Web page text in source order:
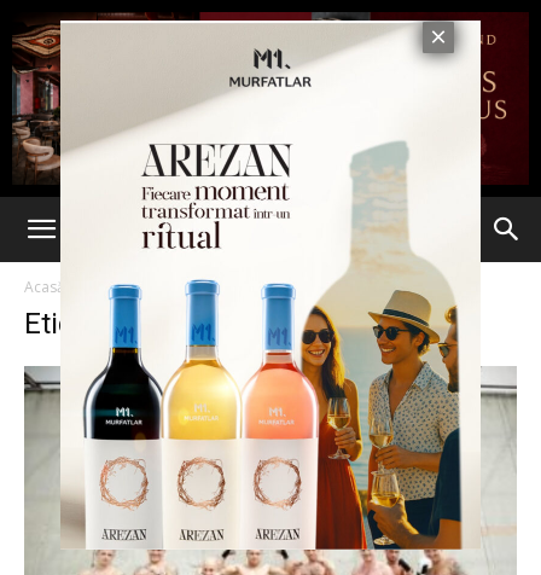
Acasă Etichete Torino
Etichetă: Torino